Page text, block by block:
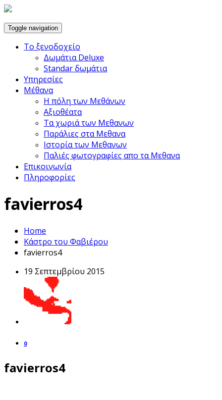
Toggle navigation
Το ξενοδοχείο
Δωμάτια Deluxe
Standar δωμάτια
Υπηρεσίες
Μέθανα
Η πόλη των Μεθάνων
Αξιοθέατα
Τα χωριά των Μεθανων
Παράλιες στα Μεθανα
Ιστορία των Μεθανων
Παλιές φωτογραφίες απο τα Μεθανα
Επικοινωνία
Πληροφορίες
favierros4
Home
Κάστρο του Φαβιέρου
favierros4
19 Σεπτεμβρίου 2015
0
favierros4